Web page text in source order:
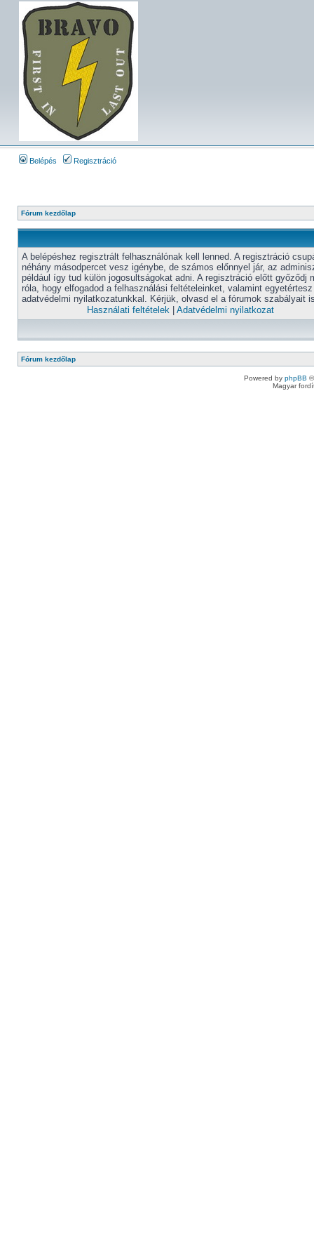
Belépés Regisztráció
Fórum kezdőlap
A belépéshez regisztrált felhasználónak kell lenned. A regisztráció
néhány másodpercet vesz igénybe, de számos előnnyel jár, az
például így tud külön jogosultságokat adni. A regisztráció előtt győződj
róla, hogy elfogadod a felhasználási feltételeinket, valamint
adatvédelmi nyilatkozatunkkal. Kérjük, olvasd el a fórumok szabályait
Használati feltételek
Adatvédelmi nyilatkozat
Fórum kezdőlap
Powered by phpBB
Magyar